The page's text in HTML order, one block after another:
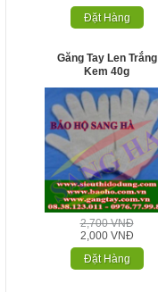
Đặt Hàng
Găng Tay Len Trắng
Kem 40g
2,700 VNĐ
2,000 VNĐ
Đặt Hàng